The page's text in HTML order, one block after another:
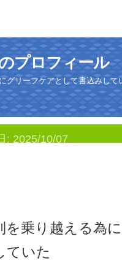
プロフィール
グリーフケアとして書込みして
: 2025/10/07
を乗り越える為
ていた